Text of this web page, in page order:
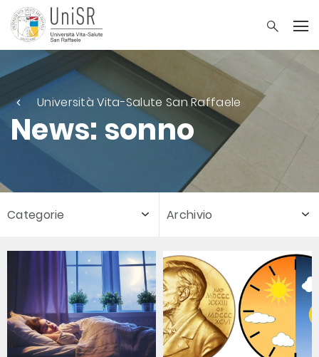
Università Vita-Salute San Raffaele
News: sonno
Categorie Archivio